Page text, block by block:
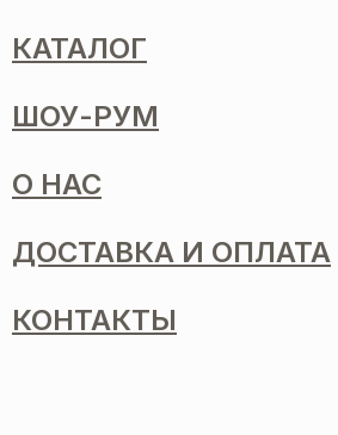
КАТАЛОГ
ШОУ-РУМ
О НАС
ДОСТАВКА И ОПЛАТА
КОНТАКТЫ